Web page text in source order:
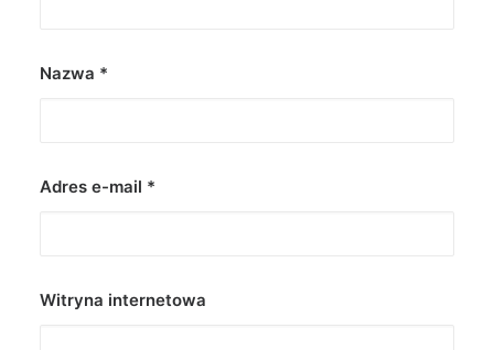
Nazwa *
Adres e-mail *
Witryna internetowa